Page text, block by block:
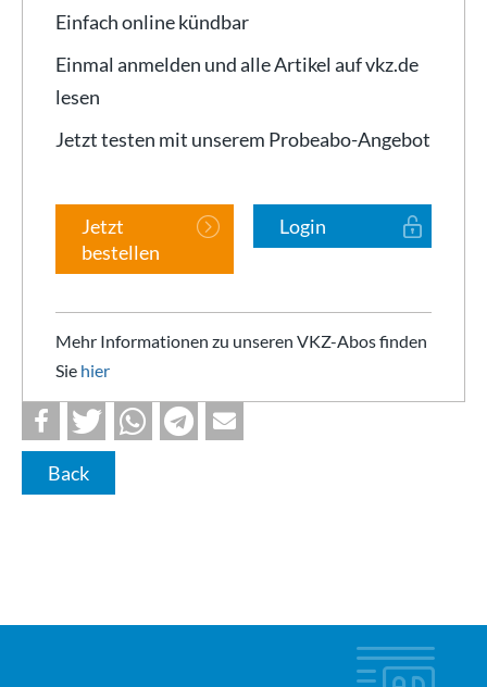
Einfach online kündbar
Einmal anmelden und alle Artikel auf vkz.de
lesen
Jetzt testen mit unserem Probeabo-Angebot
Jetzt
bestellen
Login
Mehr Informationen zu unseren VKZ-Abos finden
Sie hier
Back